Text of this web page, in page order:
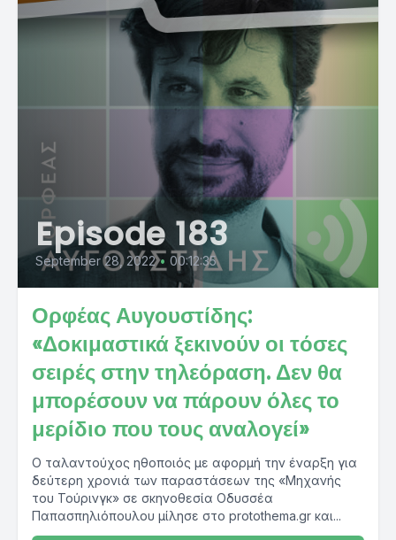
Episode 183
September 28, 2022 • 00:12:35
Ορφέας Αυγουστίδης:
«Δοκιμαστικά ξεκινούν οι τόσες
σειρές στην τηλεόραση. Δεν θα
μπορέσουν να πάρουν όλες το
μερίδιο που τους αναλογεί»
Ο ταλαντούχος ηθοποιός με αφορμή την έναρξη για
δεύτερη χρονιά των παραστάσεων της «Μηχανής
του Τούρινγκ» σε σκηνοθεσία Οδυσσέα
Παπασπηλιόπουλου μίλησε στο protothema.gr και...